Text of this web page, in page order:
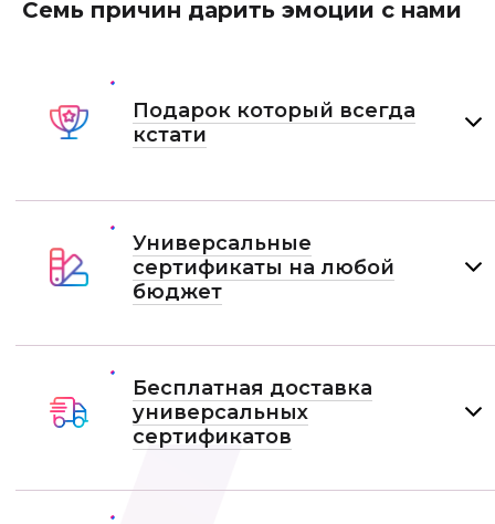
Семь причин дарить эмоции с нами
Подарок который всегда
кстати
Универсальные
сертификаты на любой
бюджет
Бесплатная доставка
универсальных
сертификатов